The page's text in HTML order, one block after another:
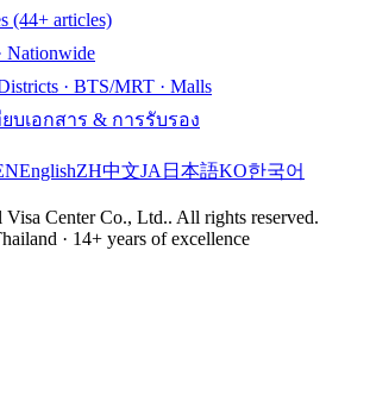
(44+ articles)
Nationwide
· BTS/MRT · Malls
บเอกสาร & การรับรอง
EnglishZH中文JA 日本語KO한국어
Visa Center Co., Ltd.. All rights reserved.
· 14+ years of excellence